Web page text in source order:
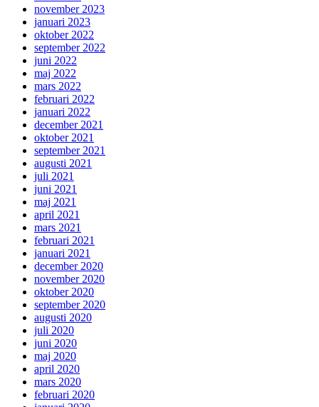
november 2023
januari 2023
oktober 2022
september 2022
juni 2022
maj 2022
mars 2022
februari 2022
januari 2022
december 2021
oktober 2021
september 2021
augusti 2021
juli 2021
juni 2021
maj 2021
april 2021
mars 2021
februari 2021
januari 2021
december 2020
november 2020
oktober 2020
september 2020
augusti 2020
juli 2020
juni 2020
maj 2020
april 2020
mars 2020
februari 2020